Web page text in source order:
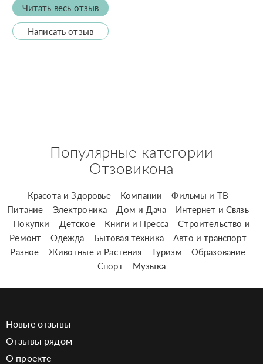
Читать весь отзыв
Написать отзыв
Популярные категории
Отзовикона
Красота и Здоровье Компании
Фильмы и ТВ
Питание
Электроника Дом и Дача
Интернет и Связь
Покупки
Детское Книги и Пресса
Строительство и
Ремонт
Одежда Бытовая техника
Авто и транспорт
Разное
Животные и Растения Туризм
Образование
Спорт
Музыка
Новые отзывы
Отзывы рядом
О проекте